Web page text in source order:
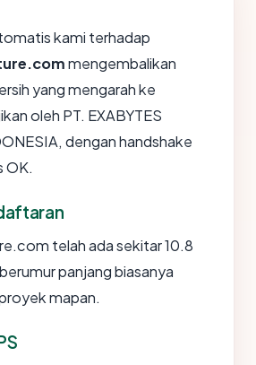
kami terhadap
mengembalikan
yang mengarah ke
oleh PT. EXABYTES
dengan handshake
OK.
telah ada sekitar 10.8
panjang biasanya
mapan.